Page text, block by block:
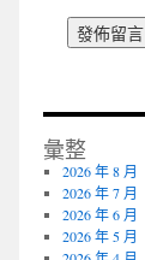
彙整
2026 年 8 月
2026 年 7 月
2026 年 6 月
2026 年 5 月